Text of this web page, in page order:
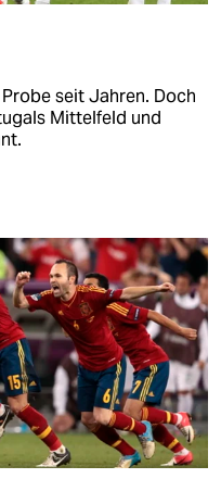
seit Jahren. Doch
Mittelfeld und